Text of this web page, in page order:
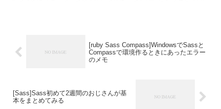
[ruby Sass Compass]WindowsでSassと
Compassで環境作るときにあったエラー
のメモ
[Sass]Sass初めて2週間のおじさんが基
本をまとめてみる